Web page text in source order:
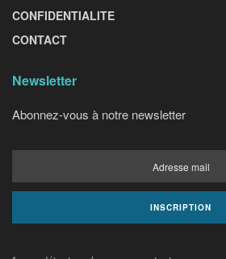
CONFIDENTIALITE
CONTACT
Newsletter
Abonnez-vous à notre newsletter